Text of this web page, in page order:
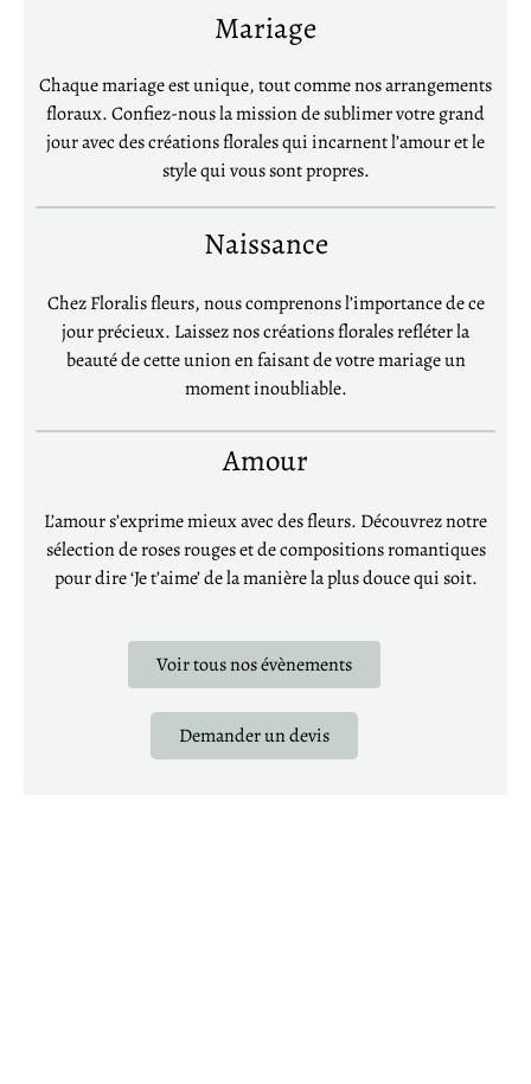
Mariage
Chaque mariage est unique, tout comme nos arrangements
floraux. Confiez-nous la mission de sublimer votre grand
jour avec des créations florales qui incarnent l’amour et le
style qui vous sont propres.
Naissance
Chez Floralis fleurs, nous comprenons l’importance de ce
jour précieux. Laissez nos créations florales refléter la
beauté de cette union en faisant de votre mariage un
moment inoubliable.
Amour
L’amour s’exprime mieux avec des fleurs. Découvrez notre
sélection de roses rouges et de compositions romantiques
pour dire ‘Je t’aime’ de la manière la plus douce qui soit.
Voir tous nos évènements
Demander un devis